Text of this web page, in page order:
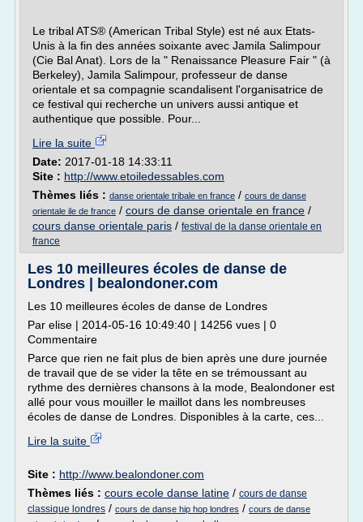
Le tribal ATS® (American Tribal Style) est né aux Etats-
Unis à la fin des années soixante avec Jamila Salimpour
(Cie Bal Anat). Lors de la " Renaissance Pleasure Fair " (à
Berkeley), Jamila Salimpour, professeur de danse
orientale et sa compagnie scandalisent l'organisatrice de
ce festival qui recherche un univers aussi antique et
authentique que possible. Pour...
Lire la suite
Date: 2017-01-18 14:33:11
Site : http://www.etoiledessables.com
Thèmes liés : danse orientale tribale en france / cours de danse
orientale ile de france / cours de danse orientale en france /
cours danse orientale paris / festival de la danse orientale en
france
Les 10 meilleures écoles de danse de
Londres | bealondoner.com
Les 10 meilleures écoles de danse de Londres
Par elise | 2014-05-16 10:49:40 | 14256 vues | 0
Commentaire
Parce que rien ne fait plus de bien après une dure journée
de travail que de se vider la tête en se trémoussant au
rythme des dernières chansons à la mode, Bealondoner est
allé pour vous mouiller le maillot dans les nombreuses
écoles de danse de Londres. Disponibles à la carte, ces...
Lire la suite
Site : http://www.bealondoner.com
Thèmes liés : cours ecole danse latine / cours de danse
classique londres / cours de danse hip hop londres / cours de danse